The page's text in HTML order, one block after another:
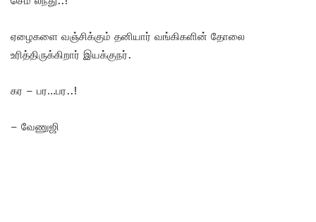
ஏழைகளை வஞ்சிக்கும் தனியார் வங்கிகளின் தோலை
உரித்திருக்கிறார் இயக்குநர்.
கர – பர…பர..!
– வேணுஜி